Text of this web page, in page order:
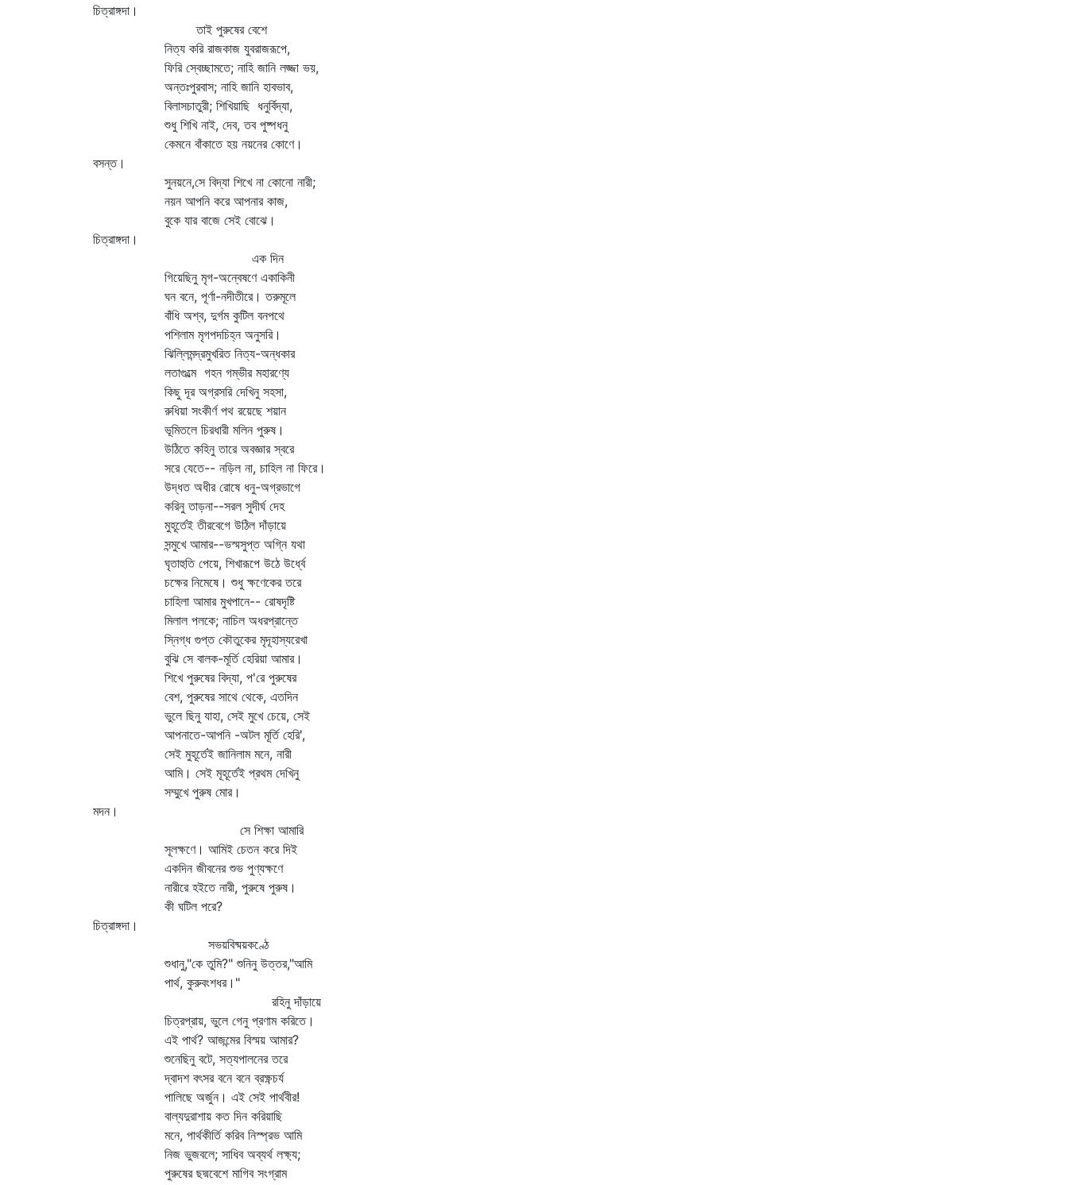
চিত্রাঙ্গদা।
তাই পুরুষের বেশে
নিত্য করি রাজকাজ যুবরাজরূপে,
ফিরি স্বেচ্ছামতে; নাহি জানি লজ্জা ভয়,
অন্তঃপুরবাস; নাহি জানি হাবভাব,
বিলাসচাতুরী; শিখিয়াছি ধনুর্বিদ্যা,
শুধু শিখি নাই, দেব, তব পুষ্পধনু
কেমনে বাঁকাতে হয় নয়নের কোণে।
বসন্ত।
সুনয়নে,সে বিদ্যা শিখে না কোনো নারী;
নয়ন আপনি করে আপনার কাজ,
বুকে যার বাজে সেই বোঝে।
চিত্রাঙ্গদা।
এক দিন
গিয়েছিনু মৃগ-অন্বেষণে একাকিনী
ঘন বনে, পূর্ণা-নদীতীরে। তরুমূলে
বাঁধি অশ্ব, দুর্গম কুটিল বনপথে
পশিলাম মৃগপদচিহ্ন অনুসরি।
ঝিল্লিমন্দ্রমুখরিত নিত্য-অন্ধকার
লতাগুল্মে গহন গম্ভীর মহারণ্যে
কিছু দূর অগ্রসরি দেখিনু সহসা,
রুধিয়া সংকীর্ণ পথ রয়েছে শয়ান
ভূমিতলে চিরধারী মলিন পুরুষ।
উঠিতে কহিনু তারে অবজ্ঞার স্বরে
সরে যেতে-- নড়িল না, চাহিল না ফিরে।
উদ্ধত অধীর রোষে ধনু-অগ্রভাগে
করিনু তাড়না--সরল সুদীর্ঘ দেহ
মুহূর্তেই তীরবেগে উঠিল দাঁড়ায়ে
সন্মুখে আমার--ভস্মসুপ্ত অগ্নি যথা
ঘৃতাহুতি পেয়ে, শিখারূপে উঠে উর্ধ্বে
চক্ষের নিমেষে। শুধু ক্ষণেকের তরে
চাহিলা আমার মুখপানে-- রোষদৃষ্টি
মিলাল পলকে; নাচিল অধরপ্রান্তে
স্নিগ্ধ গুপ্ত কৌতুকের মৃদূহাস্যরেখা
বুঝি সে বালক-মূর্তি হেরিয়া আমার।
শিখে পুরুষের বিদ্যা, প'রে পুরুষের
বেশ, পুরুষের সাথে থেকে, এতদিন
ভুলে ছিনু যাহা, সেই মুখে চেয়ে, সেই
আপনাতে-আপনি -অটল মূর্তি হেরি',
সেই মুহূর্তেই জানিলাম মনে, নারী
আমি। সেই মূহূর্তেই প্রথম দেখিনু
সম্মুখে পুরুষ মোর।
মদন।
সে শিক্ষা আমারি
সূলক্ষণে। আমিই চেতন করে দিই
একদিন জীবনের শুভ পুণ্যক্ষণে
নারীরে হইতে নারী, পুরুষে পুরুষ।
কী ঘটিল পরে?
চিত্রাঙ্গদা।
সভয়বিষ্ময়কণ্ঠে
শুধানু,"কে তুমি?" শুনিনু উত্তর,"আমি
পার্থ, কুরুবংশধর।"
রহিনু দাঁড়ায়ে
চিত্রপ্রায়, ভুলে গেনু প্রণাম করিতে।
এই পার্থ? আজন্মের বিস্ময় আমার?
শুনেছিনু বটে, সত্যপালনের তরে
দ্বাদশ বৎসর বনে বনে ব্রক্ষ্ণচর্য
পালিছে অর্জুন। এই সেই পার্থবীর!
বাল্যদুরাশায় কত দিন করিয়াছি
মনে, পার্থকীর্তি করিব নিস্প্রভ আমি
নিজ ভুজবলে; সাধিব অব্যর্থ লক্ষ্য;
পুরুষের ছদ্মবেশে মাগিব সংগ্রাম